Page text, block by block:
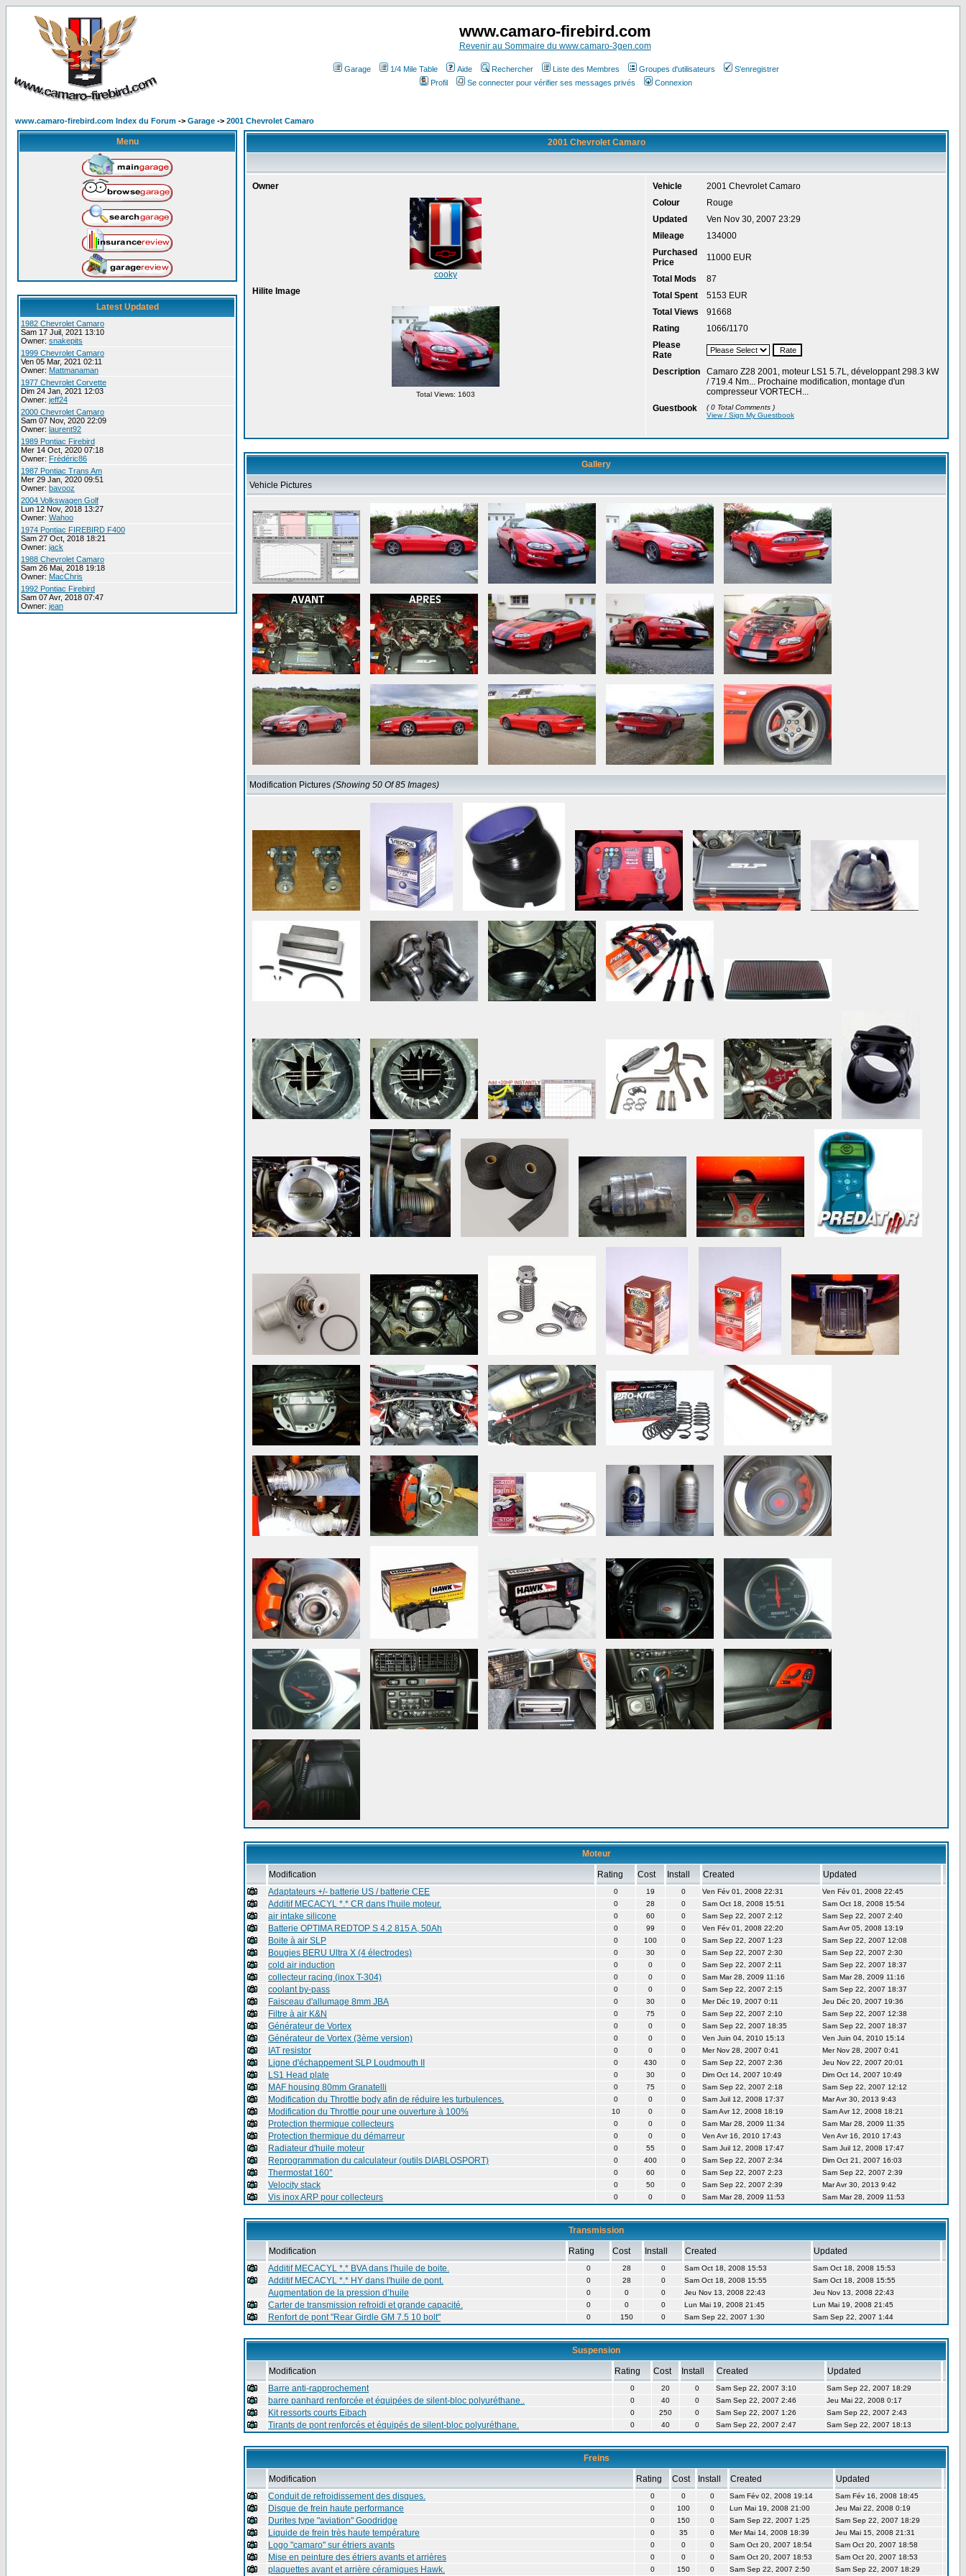
www.camaro-firebird.com
Revenir au Sommaire du www.camaro-3gen.com
Garage 1/4 Mile Table Aide Rechercher Liste des Membres Groupes d'utilisateurs
S'enregistrer
Profil
Se connecter pour vérifier ses messages privés Connexion
www.camaro-firebird.com Index du Forum -> Garage -> 2001 Chevrolet Camaro
Menu
Latest Updated
1982 Chevrolet Camaro
Sam 17 Juil, 2021 13:10
Owner: snakepits
1999 Chevrolet Camaro
Ven 05 Mar, 2021 02:11
Owner: Mattmanaman
1977 Chevrolet Corvette
Dim 24 Jan, 2021 12:03
Owner: jeff24
2000 Chevrolet Camaro
Sam 07 Nov, 2020 22:09
Owner: laurent92
1989 Pontiac Firebird
Mer 14 Oct, 2020 07:18
Owner: Frédéric86
1987 Pontiac Trans Am
Mer 29 Jan, 2020 09:51
Owner: bavooz
2004 Volkswagen Golf
Lun 12 Nov, 2018 13:27
Owner: Wahoo
1974 Pontiac FIREBIRD F400
Sam 27 Oct, 2018 18:21
Owner: jack
1988 Chevrolet Camaro
Sam 26 Mai, 2018 19:18
Owner: MacChris
1992 Pontiac Firebird
Sam 07 Avr, 2018 07:47
Owner: jean
2001 Chevrolet Camaro
Owner
cooky
Hilite Image
Total Views: 1603
Vehicle
2001 Chevrolet Camaro
Colour
Rouge
Updated
Ven Nov 30, 2007 23:29
Mileage
134000
Purchased
Price
11000 EUR
Total Mods
87
Total Spent
5153 EUR
Total Views
91668
Rating
1066/1170
Please
Rate
Description
Camaro Z28 2001, moteur LS1 5.7L, développant 298.3 kW
/ 719.4 Nm... Prochaine modification, montage d'un
compresseur VORTECH...
Guestbook
( 0 Total Comments )
View / Sign My Guestbook
Gallery
Vehicle Pictures
Modification Pictures (Showing 50 Of 85 Images)
Moteur
Modification Rating Cost Install Created
Updated
Adaptateurs +/- batterie US / batterie CEE
0 19 0 Ven Fév 01, 2008 22:31 Ven Fév 01, 2008 22:45
Additif MECACYL *.* CR dans l'huile moteur. 0 28 0 Sam Oct 18, 2008 15:51 Sam Oct 18, 2008 15:54
air intake silicone 0 60 0 Sam Sep 22, 2007 2:12 Sam Sep 22, 2007 2:40
Batterie OPTIMA REDTOP S 4.2 815 A, 50Ah 0 99 0 Ven Fév 01, 2008 22:20 Sam Avr 05, 2008 13:19
Boite à air SLP 0 100 0 Sam Sep 22, 2007 1:23 Sam Sep 22, 2007 12:08
Bougies BERU Ultra X (4 électrodes) 0 30 0 Sam Sep 22, 2007 2:30 Sam Sep 22, 2007 2:30
cold air induction 0 0 0 Sam Sep 22, 2007 2:11 Sam Sep 22, 2007 18:37
collecteur racing (inox T-304) 0 0 0 Sam Mar 28, 2009 11:16 Sam Mar 28, 2009 11:16
coolant by-pass 0 0 0 Sam Sep 22, 2007 2:15 Sam Sep 22, 2007 18:37
Faisceau d'allumage 8mm JBA 0 30 0 Mer Déc 19, 2007 0:11 Jeu Déc 20, 2007 19:36
Filtre à air K&N 0 75 0 Sam Sep 22, 2007 2:10 Sam Sep 22, 2007 12:38
Générateur de Vortex 0 0 0 Sam Sep 22, 2007 18:35 Sam Sep 22, 2007 18:37
Générateur de Vortex (3ème version) 0 0 0 Ven Juin 04, 2010 15:13 Ven Juin 04, 2010 15:14
IAT resistor 0 0 0 Mer Nov 28, 2007 0:41 Mer Nov 28, 2007 0:41
Ligne d'échappement SLP Loudmouth II 0 430 0 Sam Sep 22, 2007 2:36 Jeu Nov 22, 2007 20:01
LS1 Head plate 0 30 0 Dim Oct 14, 2007 10:49 Dim Oct 14, 2007 10:49
MAF housing 80mm Granatelli 0 75 0 Sam Sep 22, 2007 2:18 Sam Sep 22, 2007 12:12
Modification du Throttle body afin de réduire les turbulences. 0 0 0 Sam Juil 12, 2008 17:37 Mar Avr 30, 2013 9:43
Modification du Throttle pour une ouverture à 100% 10 0 0 Sam Avr 12, 2008 18:19 Sam Avr 12, 2008 18:21
Protection thermique collecteurs 0 0 0 Sam Mar 28, 2009 11:34 Sam Mar 28, 2009 11:35
Protection thermique du démarreur 0 0 0 Ven Avr 16, 2010 17:43 Ven Avr 16, 2010 17:43
Radiateur d'huile moteur 0 55 0 Sam Juil 12, 2008 17:47 Sam Juil 12, 2008 17:47
Reprogrammation du calculateur (outils DIABLOSPORT) 0 400 0 Sam Sep 22, 2007 2:34 Dim Oct 21, 2007 16:03
Thermostat 160° 0 60 0 Sam Sep 22, 2007 2:23 Sam Sep 22, 2007 2:39
Velocity stack 0 50 0 Sam Sep 22, 2007 2:39 Mar Avr 30, 2013 9:42
Vis inox ARP pour collecteurs 0 0 0 Sam Mar 28, 2009 11:53 Sam Mar 28, 2009 11:53
Transmission
Modification Rating Cost Install Created
Updated
Additif MECACYL *.* BVA dans l'huile de boite.
0 28 0 Sam Oct 18, 2008 15:53 Sam Oct 18, 2008 15:53
Additif MECACYL *.* HY dans l'huile de pont. 0 28 0 Sam Oct 18, 2008 15:55 Sam Oct 18, 2008 15:55
Augmentation de la pression d’huile 0 0 0 Jeu Nov 13, 2008 22:43 Jeu Nov 13, 2008 22:43
Carter de transmission refroidi et grande capacité. 0 0 0 Lun Mai 19, 2008 21:45 Lun Mai 19, 2008 21:45
Renfort de pont "Rear Girdle GM 7.5 10 bolt" 0 150 0 Sam Sep 22, 2007 1:30 Sam Sep 22, 2007 1:44
Suspension
Modification Rating Cost Install Created
Updated
Barre anti-rapprochement
0 20 0 Sam Sep 22, 2007 3:10 Sam Sep 22, 2007 18:29
barre panhard renforcée et équipées de silent-bloc polyuréthane.. 0 40 0 Sam Sep 22, 2007 2:46 Jeu Mai 22, 2008 0:17
Kit ressorts courts Eibach 0 250 0 Sam Sep 22, 2007 1:26 Sam Sep 22, 2007 2:43
Tirants de pont renforcés et équipés de silent-bloc polyuréthane. 0 40 0 Sam Sep 22, 2007 2:47 Sam Sep 22, 2007 18:13
Freins
Modification Rating Cost Install Created
Updated
Conduit de refroidissement des disques.
0 0 0 Sam Fév 02, 2008 19:14 Sam Fév 16, 2008 18:45
Disque de frein haute performance 0 100 0 Lun Mai 19, 2008 21:00 Jeu Mai 22, 2008 0:19
Durites type "aviation" Goodridge 0 150 0 Sam Sep 22, 2007 1:25 Sam Sep 22, 2007 18:29
Liquide de frein très haute température 0 35 0 Mer Mai 14, 2008 18:39 Jeu Mai 15, 2008 21:31
Logo "camaro" sur étriers avants 0 0 0 Sam Oct 20, 2007 18:54 Sam Oct 20, 2007 18:58
Mise en peinture des étriers avants et arrières 0 0 0 Sam Oct 20, 2007 18:53 Sam Oct 20, 2007 18:53
plaquettes avant et arrière céramiques Hawk. 0 150 0 Sam Sep 22, 2007 2:50 Sam Sep 22, 2007 18:29